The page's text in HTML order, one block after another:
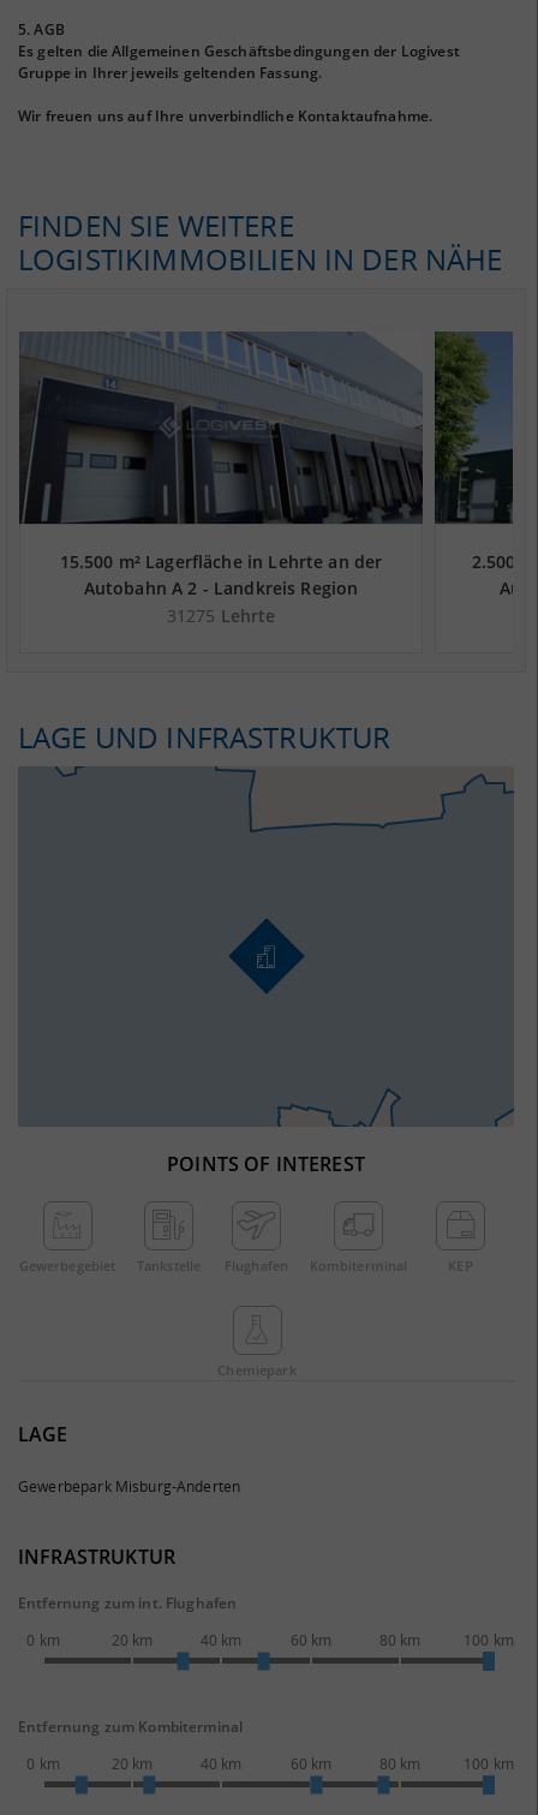
5. AGB
Es gelten die Allgemeinen Geschäftsbedingungen der Logivest
Gruppe in Ihrer jeweils geltenden Fassung.
Wir freuen uns auf Ihre unverbindliche Kontaktaufnahme.
FINDEN SIE WEITERE
LOGISTIKIMMOBILIEN IN DER NÄHE
15.500 m² Lagerfläche in Lehrte an der
Autobahn A 2 - Landkreis Region
Hannover
31275 Lehrte
2.500
LAGE UND INFRASTRUKTUR
POINTS OF INTEREST
Gewerbe­gebiet Tankstelle Flughafen Kombi­terminal KEP
Chemie­park
LAGE
Gewerbepark Misburg-Anderten
INFRASTRUKTUR
Entfernung zum int. Flughafen
0 km
20 km 40 km 60 km 80 km 100 km
Entfernung zum Kombiterminal
0 km
20 km 40 km 60 km 80 km 100 km